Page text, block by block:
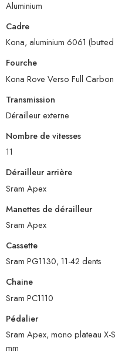
Aluminium
Cadre
Kona, aluminium 6061
Fourche
Kona Rove Verso Full
Transmission
Dérailleur externe
Nombre de vitesses
11
Dérailleur arrière
Sram Apex
Manettes de dérailleur
Sram Apex
Cassette
Sram PG1130, 11-42 dents
Chaine
Sram PC1110
Pédalier
Sram Apex, mono plateau
mm